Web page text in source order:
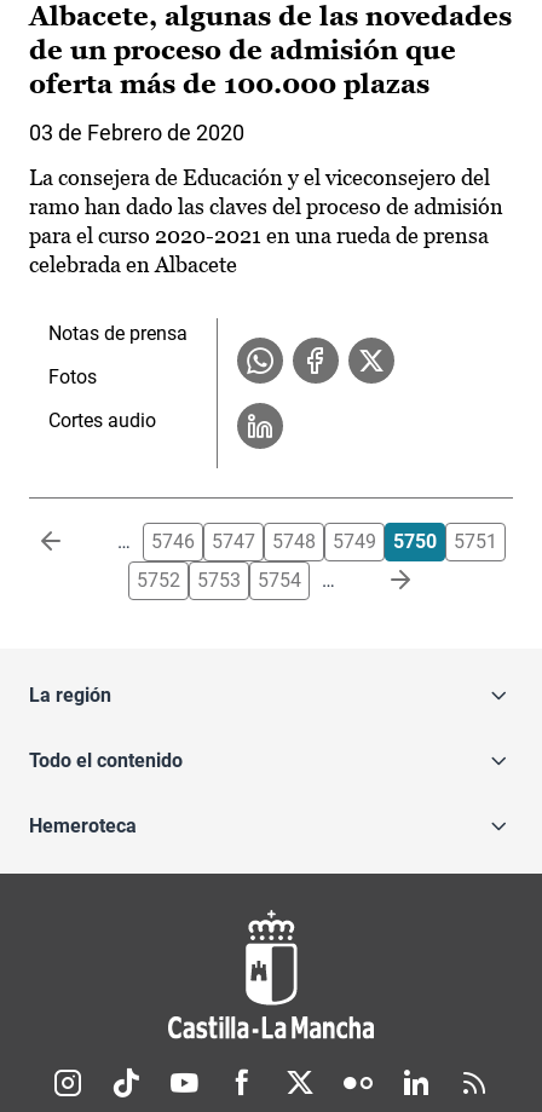
Albacete, algunas de las novedades
de un proceso de admisión que
oferta más de 100.000 plazas
03 de Febrero de 2020
La consejera de Educación y el viceconsejero del
ramo han dado las claves del proceso de admisión
para el curso 2020-2021 en una rueda de prensa
celebrada en Albacete
Notas de prensa
Fotos
Cortes audio
Paginación … 5746 5747 5748 5749 5750
5751
5752
5753 5754 …
La región
Todo el contenido
Hemeroteca
Redes sociales JCCM